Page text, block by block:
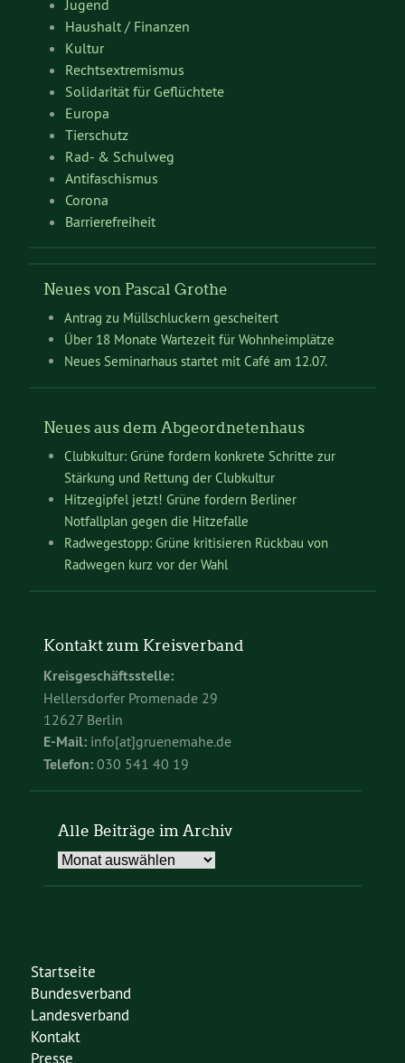
Jugend
Haushalt / Finanzen
Kultur
Rechtsextremismus
Solidarität für Geflüchtete
Europa
Tierschutz
Rad- & Schulweg
Antifaschismus
Corona
Barrierefreiheit
Neues von Pascal Grothe
Antrag zu Müllschluckern gescheitert
Über 18 Monate Wartezeit für Wohnheimplätze
Neues Seminarhaus startet mit Café am 12.07.
Neues aus dem Abgeordnetenhaus
Clubkultur: Grüne fordern konkrete Schritte zur
Stärkung und Rettung der Clubkultur
Hitzegipfel jetzt! Grüne fordern Berliner
Notfallplan gegen die Hitzefalle
Radwegestopp: Grüne kritisieren Rückbau von
Radwegen kurz vor der Wahl
Kontakt zum Kreisverband
Kreisgeschäftsstelle:
Hellersdorfer Promenade 29
12627 Berlin
E-Mail: info[at]gruenemahe.de
Telefon: 030 541 40 19
Alle Beiträge im Archiv
Alle
Startseite
Bundesverband
Landesverband
Kontakt
Presse